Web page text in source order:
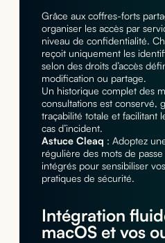
Grâce aux coffres-forts
organiser les accès par
niveau de confidentialité.
reçoit uniquement les
selon des droits d’accès
modification ou partage.
Un historique complet des
consultations est conservé,
traçabilité totale et facilitant
cas d’incident.
Astuce Cleaq : Adoptez
régulière des mots de
intégrés pour sensibiliser
pratiques de sécurité.
Intégration
macOS et vos